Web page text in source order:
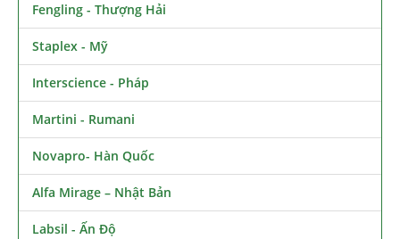
Fengling - Thượng Hải
Staplex - Mỹ
Interscience - Pháp
Martini - Rumani
Novapro- Hàn Quốc
Alfa Mirage – Nhật Bản
Labsil - Ấn Độ